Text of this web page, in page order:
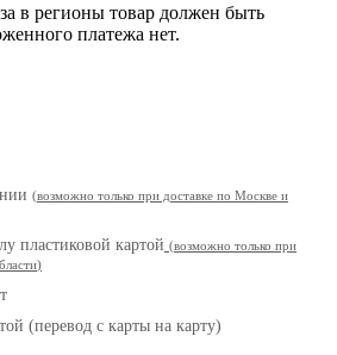
в регионы товар должен быть
платежа нет.
(возможно только при доставке по Москве и
пластиковой картой (возможно только при
)
(перевод с карты на карту)